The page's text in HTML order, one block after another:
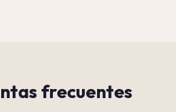
frecuentes